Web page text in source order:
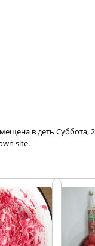
в деть Суббота,
site.